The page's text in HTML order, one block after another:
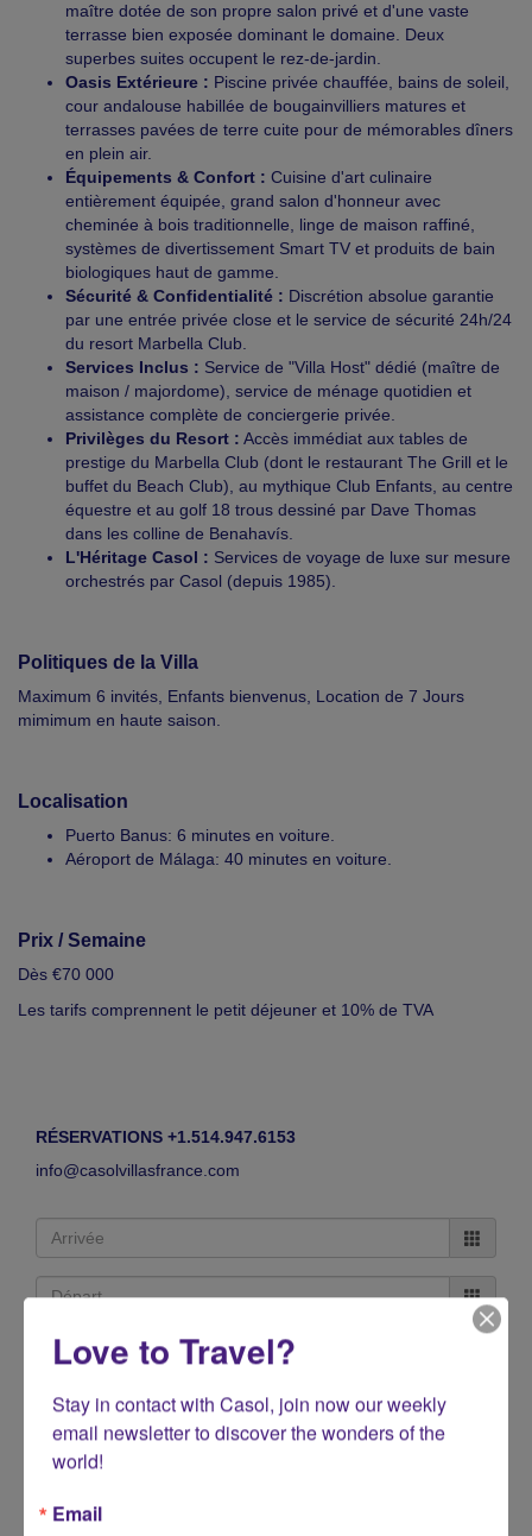
maître dotée de son propre salon privé et d'une vaste
terrasse bien exposée dominant le domaine. Deux
superbes suites occupent le rez-de-jardin.
Oasis Extérieure : Piscine privée chauffée, bains de soleil,
cour andalouse habillée de bougainvilliers matures et
terrasses pavées de terre cuite pour de mémorables dîners
en plein air.
Équipements & Confort : Cuisine d'art culinaire
entièrement équipée, grand salon d'honneur avec
cheminée à bois traditionnelle, linge de maison raffiné,
systèmes de divertissement Smart TV et produits de bain
biologiques haut de gamme.
Sécurité & Confidentialité : Discrétion absolue garantie
par une entrée privée close et le service de sécurité 24h/24
du resort Marbella Club.
Services Inclus : Service de "Villa Host" dédié (maître de
maison / majordome), service de ménage quotidien et
assistance complète de conciergerie privée.
Privilèges du Resort : Accès immédiat aux tables de
prestige du Marbella Club (dont le restaurant The Grill et le
buffet du Beach Club), au mythique Club Enfants, au centre
équestre et au golf 18 trous dessiné par Dave Thomas
dans les colline de Benahavís.
L'Héritage Casol : Services de voyage de luxe sur mesure
orchestrés par Casol (depuis 1985).
Politiques de la Villa
Maximum 6 invités, Enfants bienvenus, Location de 7 Jours
mimimum en haute saison.
Localisation
Puerto Banus: 6 minutes en voiture.
Aéroport de Málaga: 40 minutes en voiture.
Prix / Semaine
Dès €70 000
Les tarifs comprennent le petit déjeuner et 10% de TVA
RÉSERVATIONS +1.514.947.6153
info@casolvillasfrance.com
Love to Travel?
Stay in contact with Casol, join now our weekly
email newsletter to discover the wonders of the
world!
Email